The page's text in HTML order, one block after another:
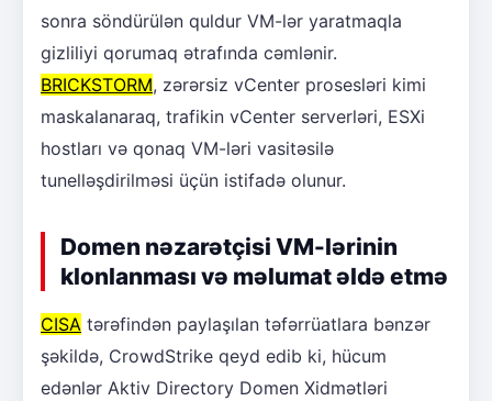
sonra söndürülən quldur VM-lər yaratmaqla
gizliliyi qorumaq ətrafında cəmlənir.
BRICKSTORM, zərərsiz vCenter prosesləri kimi
maskalanaraq, trafikin vCenter serverləri, ESXi
hostları və qonaq VM-ləri vasitəsilə
tunelləşdirilməsi üçün istifadə olunur.
Domen nəzarətçisi VM-lərinin
klonlanması və məlumat əldə etmə
CISA tərəfindən paylaşılan təfərrüatlara bənzər
şəkildə, CrowdStrike qeyd edib ki, hücum
edənlər Aktiv Directory Domen Xidmətləri